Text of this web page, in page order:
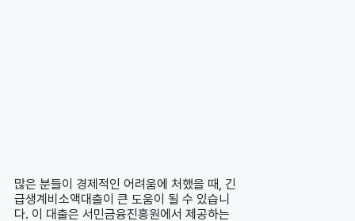
많은 분들이 경제적인 어려움에 처했을 때, 긴
급생계비소액대출이 큰 도움이 될 수 있습니
다. 이 대출은 서민금융진흥원에서 제공하는